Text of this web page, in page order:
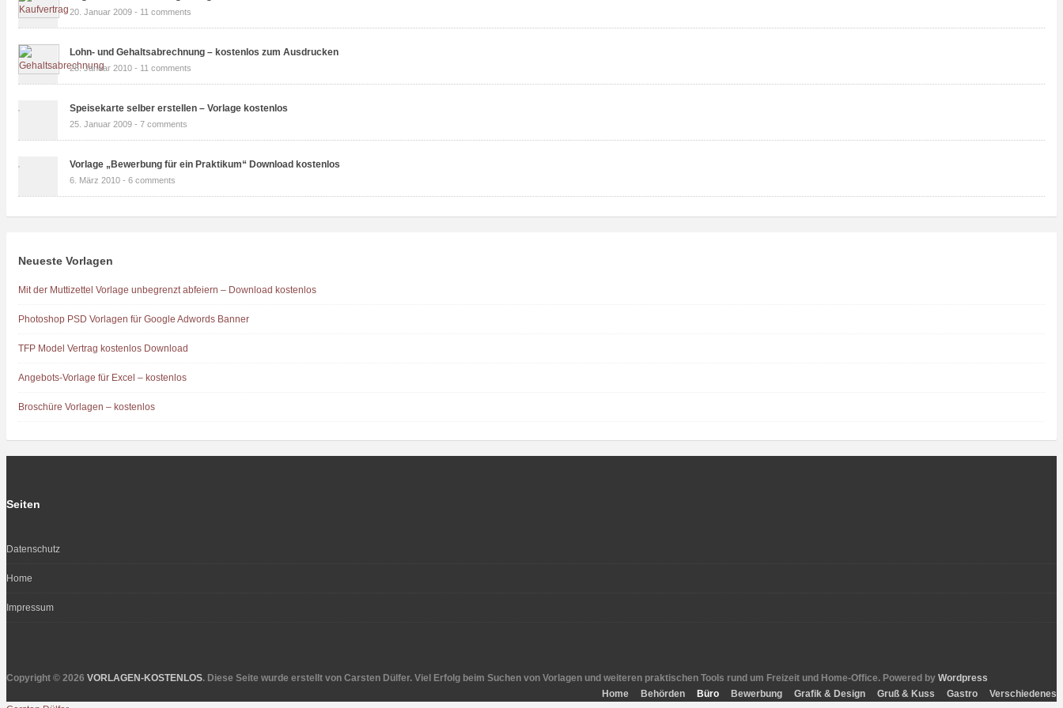
20. Januar 2009 - 11 comments
Lohn- und Gehaltsabrechnung – kostenlos zum Ausdrucken
28. Januar 2010 - 11 comments
Speisekarte selber erstellen – Vorlage kostenlos
25. Januar 2009 - 7 comments
Vorlage „Bewerbung für ein Praktikum“ Download kostenlos
6. März 2010 - 6 comments
Neueste Vorlagen
Mit der Muttizettel Vorlage unbegrenzt abfeiern – Download kostenlos
Photoshop PSD Vorlagen für Google Adwords Banner
TFP Model Vertrag kostenlos Download
Angebots-Vorlage für Excel – kostenlos
Broschüre Vorlagen – kostenlos
Seiten
Datenschutz
Home
Impressum
Copyright © 2026 VORLAGEN-KOSTENLOS. Diese Seite wurde erstellt von Carsten Dülfer. Viel Erfolg beim Suchen von Vorlagen und weiteren praktischen Tools rund um Freizeit und Home-Office. Powered by Wordpress
Home
Behörden Büro Bewerbung Grafik & Design Gruß & Kuss Gastro
Verschiedenes